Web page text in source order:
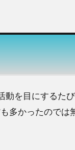
動を目にするた
多かったのでは